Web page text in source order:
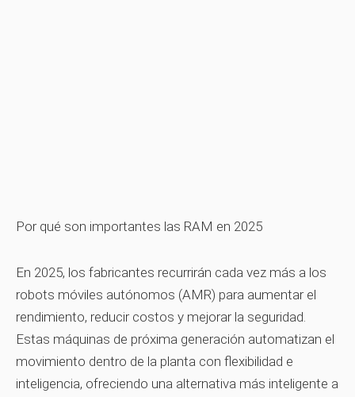
Por qué son importantes las RAM en 2025
En 2025, los fabricantes recurrirán cada vez más a los
robots móviles autónomos (AMR) para aumentar el
rendimiento, reducir costos y mejorar la seguridad.
Estas máquinas de próxima generación automatizan el
movimiento dentro de la planta con flexibilidad e
inteligencia, ofreciendo una alternativa más inteligente a